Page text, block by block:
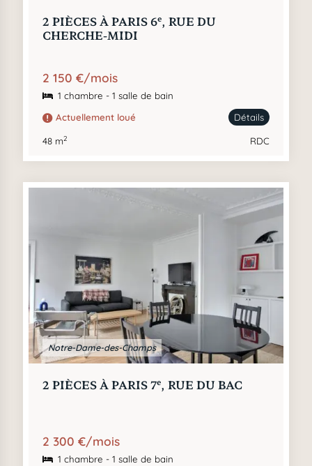
2 PIÈCES À PARIS 6e, RUE DU
CHERCHE-MIDI
2 150 €/mois
1 chambre - 1 salle de bain
Actuellement loué
Détails
48 m2 RDC
Notre-Dame-des-Champs
2 PIÈCES À PARIS 7e, RUE DU BAC
2 300 €/mois
1 chambre - 1 salle de bain